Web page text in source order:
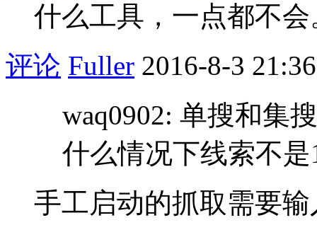
什么工具，一点都不
评论 Fuller 2016-8-3 21:36
waq0902: 单搜和集
什么情况下线索不是
手工启动的抓取需要